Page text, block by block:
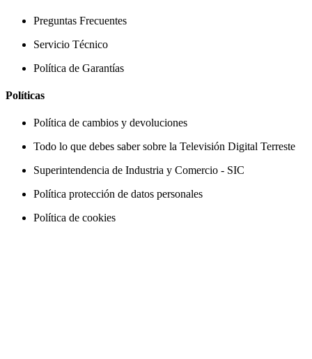
Preguntas Frecuentes
Servicio Técnico
Política de Garantías
Políticas
Política de cambios y devoluciones
Todo lo que debes saber sobre la Televisión Digital Terreste
Superintendencia de Industria y Comercio - SIC
Política protección de datos personales
Política de cookies